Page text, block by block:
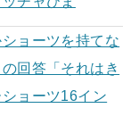
ョーツを持てな
回答「それはき
ョーツ16イン